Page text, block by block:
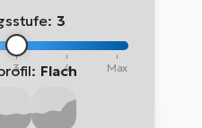
3
3 4 Max
Flach